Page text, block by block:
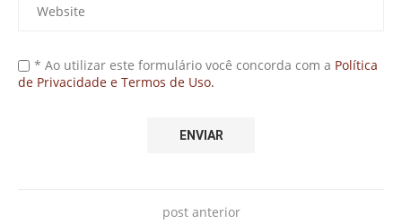
* Ao utilizar este formulário você concorda com a Política
de Privacidade e Termos de Uso.
post anterior